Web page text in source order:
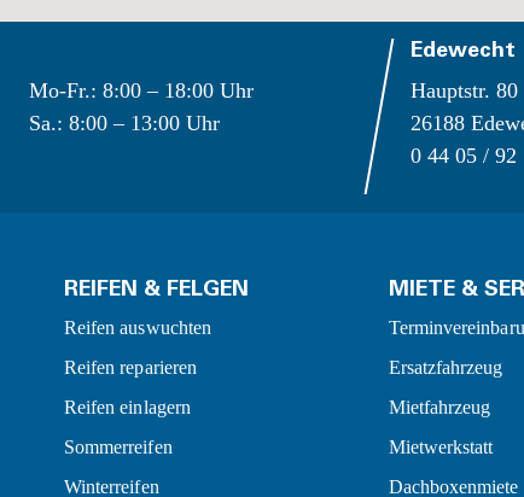
Mo-Fr.: 8:00 – 18:00 Uhr
Sa.: 8:00 – 13:00 Uhr
Edewecht
Hauptstr. 80
26188
0 44 05 / 92
REIFEN & FELGEN
Reifen auswuchten
Reifen reparieren
Reifen einlagern
Sommerreifen
Winterreifen
MIETE &
Ersatzfahrzeug
Mietfahrzeug
Mietwerkstatt
Dachboxenmiete